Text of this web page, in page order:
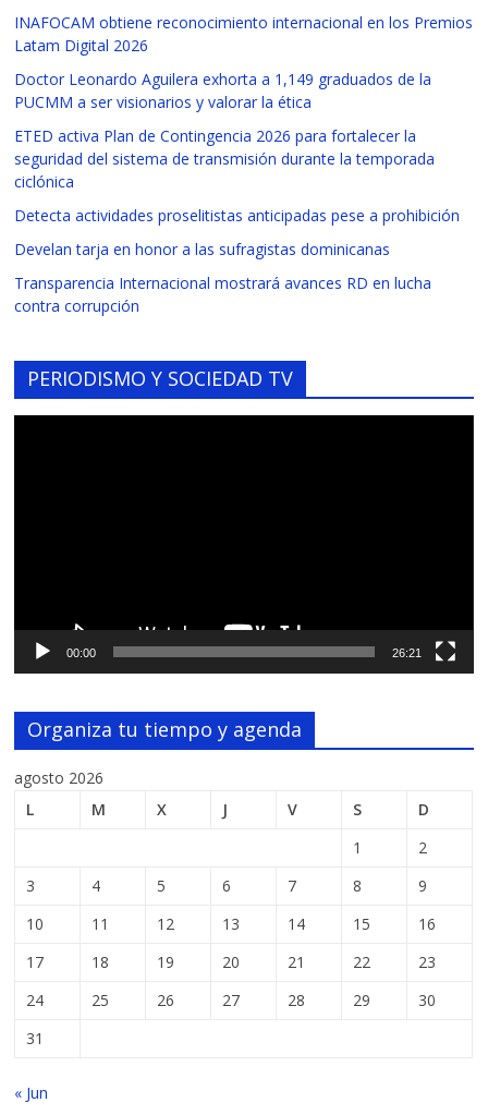
INAFOCAM obtiene reconocimiento internacional en los Premios
Latam Digital 2026
Doctor Leonardo Aguilera exhorta a 1,149 graduados de la
PUCMM a ser visionarios y valorar la ética
ETED activa Plan de Contingencia 2026 para fortalecer la
seguridad del sistema de transmisión durante la temporada
ciclónica
Detecta actividades proselitistas anticipadas pese a prohibición
Develan tarja en honor a las sufragistas dominicanas
Transparencia Internacional mostrará avances RD en lucha
contra corrupción
PERIODISMO Y SOCIEDAD TV
00:00 26:21
Organiza tu tiempo y agenda
agosto 2026
L
M X J V S
D
1
2
3
4 5 6 7 8
9
10
11 12 13 14 15
16
17
18 19 20 21 22
23
24
25 26 27 28 29
30
31
« Jun